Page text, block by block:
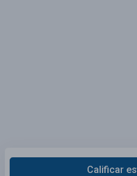
Calificar